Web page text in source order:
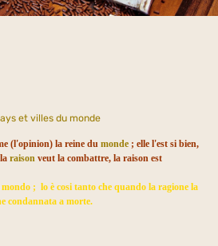
et villes du monde
(l'opinion) la reine du monde ; elle l'est si bien,
raison veut la combattre, la raison est
; lo è cosi tanto che quando la ragione la
condannata a morte.